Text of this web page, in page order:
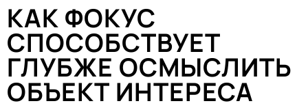
КАК ФОКУС
СПОСОБСТВУЕТ
ГЛУБЖЕ ОСМЫСЛИТЬ
ОБЪЕКТ ИНТЕРЕСА